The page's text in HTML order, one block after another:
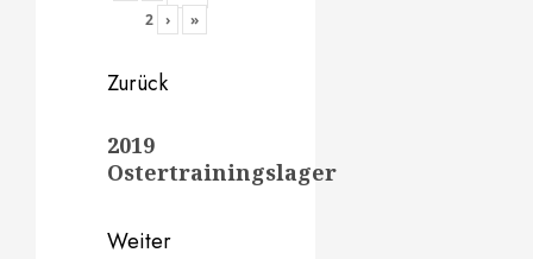
2 › »
Beitragsnavigation
Zurück
Beitrag:
2019
Ostertrainingslager
Weiter